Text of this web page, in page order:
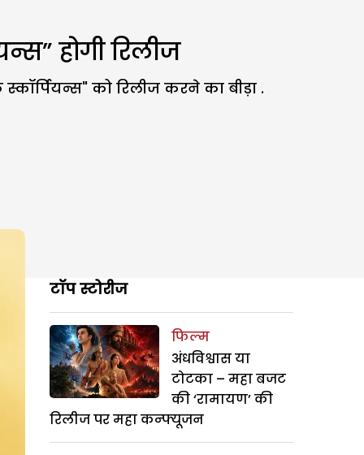
होगी रिलीज
को रिलीज करने का बीड़ा .
टॉप स्टोरीज
फिल्म
अंधविश्वास या
टोटका – महा बजट
की ‘रामायण’ की
रिलीज पर महा कन्फ्यूजन